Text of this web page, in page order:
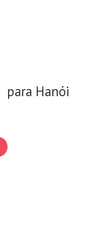
para Hanói